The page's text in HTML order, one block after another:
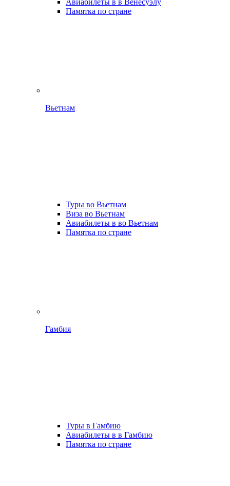
Авиабилеты в в Венесуэлу
Памятка по стране
Вьетнам
Туры во Вьетнам
Виза во Вьетнам
Авиабилеты в во Вьетнам
Памятка по стране
Гамбия
Туры в Гамбию
Авиабилеты в в Гамбию
Памятка по стране